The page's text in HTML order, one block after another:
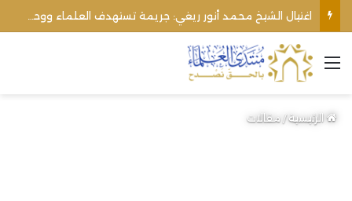
الأوقاف الفلسطينية تنفي صحة تعميم يمنع رفع الأذان عبر السماعات الخارجية للمساجد القريبة من المستوطنات
القائمة
الرئيسية/مقالات